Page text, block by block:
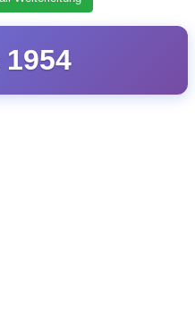
1954